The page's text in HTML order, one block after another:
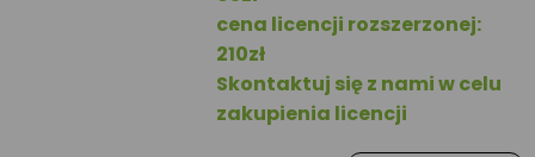
cena licencji rozszerzonej:
210zł
Skontaktuj się z nami w celu
zakupienia licencji